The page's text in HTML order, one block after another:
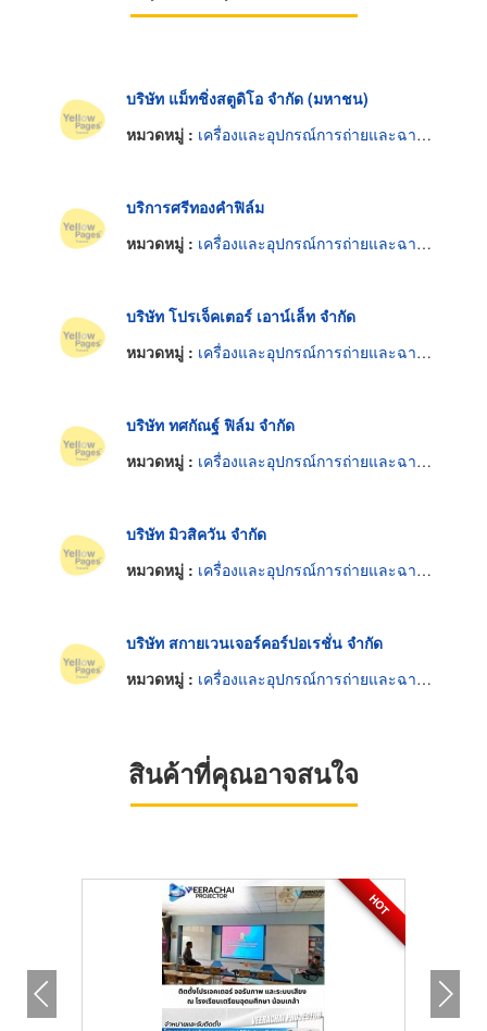
บริษัท แม็ทชิ่งสตูดิโอ จำกัด (มหาชน)
หมวดหมู่ : เครื่องและอุปกรณ์การถ่ายและฉายภาพยนตร์
บริการศรีทองคำฟิล์ม
หมวดหมู่ : เครื่องและอุปกรณ์การถ่ายและฉายภาพยนตร์
บริษัท โปรเจ็คเตอร์ เอาน์เล็ท จำกัด
หมวดหมู่ : เครื่องและอุปกรณ์การถ่ายและฉายภาพยนตร์
บริษัท ทศกัณฐ์ ฟิล์ม จำกัด
หมวดหมู่ : เครื่องและอุปกรณ์การถ่ายและฉายภาพยนตร์
บริษัท มิวสิควัน จำกัด
หมวดหมู่ : เครื่องและอุปกรณ์การถ่ายและฉายภาพยนตร์
บริษัท สกายเวนเจอร์คอร์ปอเรชั่น จำกัด
หมวดหมู่ : เครื่องและอุปกรณ์การถ่ายและฉายภาพยนตร์
สินค้าที่คุณอาจสนใจ
HOT